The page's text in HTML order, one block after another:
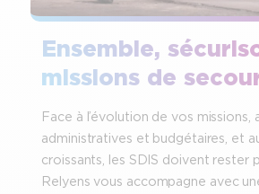
Ensemble,
missions de
Face à l’évolution de vos missions,
administratives et budgétaires, et
croissants, les SDIS doivent rester
Relyens vous accompagne avec